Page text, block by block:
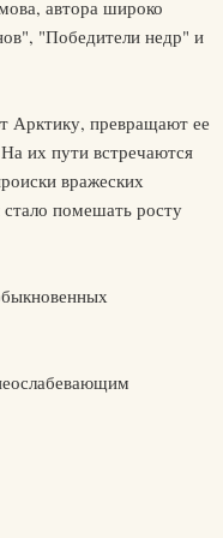
автора широко
"Победители недр" и
Арктику, превращают ее
их пути встречаются
вражеских
помешать росту